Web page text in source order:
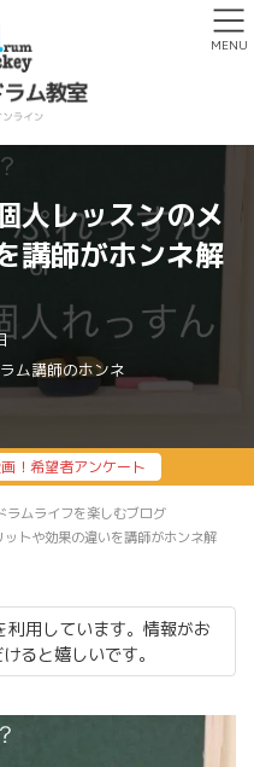
人レッスンのメ
講師がホンネ解
ム講師のホンネ
！希望者アンケート
ラムライフを楽しむブログ
トや効果の違いを講師がホンネ解
用しています。情報がお
ると嬉しいです。
MENU